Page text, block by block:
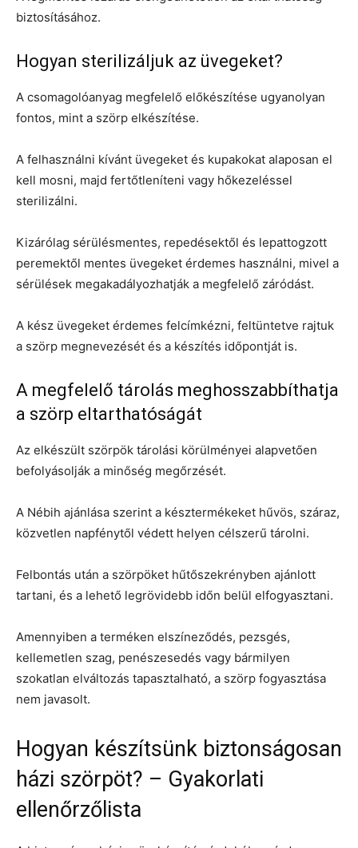
biztosításához.
Hogyan sterilizáljuk az üvegeket?
A csomagolóanyag megfelelő előkészítése ugyanolyan
fontos, mint a szörp elkészítése.
A felhasználni kívánt üvegeket és kupakokat alaposan el
kell mosni, majd fertőtleníteni vagy hőkezeléssel
sterilizálni.
Kizárólag sérülésmentes, repedésektől és lepattogzott
peremektől mentes üvegeket érdemes használni, mivel a
sérülések megakadályozhatják a megfelelő záródást.
A kész üvegeket érdemes felcímkézni, feltüntetve rajtuk
a szörp megnevezését és a készítés időpontját is.
A megfelelő tárolás meghosszabbíthatja
a szörp eltarthatóságát
Az elkészült szörpök tárolási körülményei alapvetően
befolyásolják a minőség megőrzését.
A Nébih ajánlása szerint a késztermékeket hűvös, száraz,
közvetlen napfénytől védett helyen célszerű tárolni.
Felbontás után a szörpöket hűtőszekrényben ajánlott
tartani, és a lehető legrövidebb időn belül elfogyasztani.
Amennyiben a terméken elszíneződés, pezsgés,
kellemetlen szag, penészesedés vagy bármilyen
szokatlan elváltozás tapasztalható, a szörp fogyasztása
nem javasolt.
Hogyan készítsünk biztonságosan
házi szörpöt? – Gyakorlati
ellenőrzőlista